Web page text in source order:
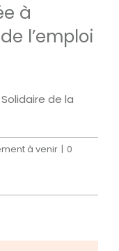
à
l’emploi
de la
à venir | 0